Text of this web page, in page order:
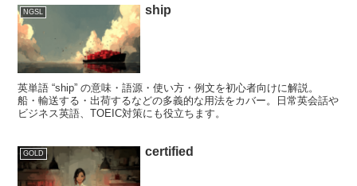
NGSL ship
英単語 “ship” の意味・語源・使い方・例文を初心者向けに解説。
船・輸送する・出荷するなどの多義的な用法をカバー。日常英会話や
ビジネス英語、TOEIC対策にも役立ちます。
GOLD certified